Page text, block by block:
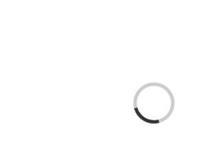
Chargement…